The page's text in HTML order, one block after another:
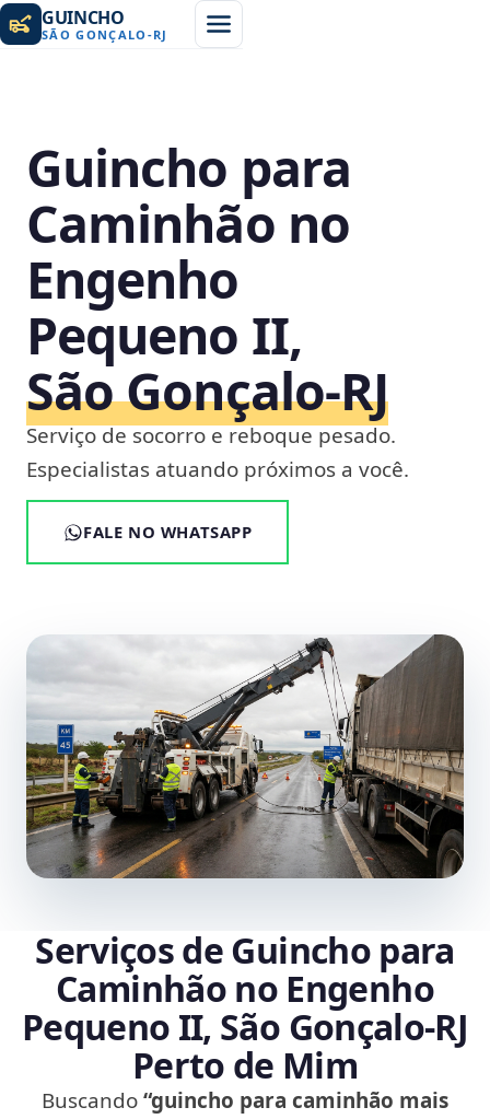
GUINCHO
SÃO GONÇALO -RJ
Guincho para
Caminhão no
Engenho
Pequeno II,
São Gonçalo‑RJ
Serviço de socorro e reboque pesado.
Especialistas atuando próximos a você.
FALE NO WHATSAPP
Serviços de Guincho para
Caminhão no Engenho
Pequeno II, São Gonçalo‑RJ
Perto de Mim
Buscando“guincho para caminhão mais